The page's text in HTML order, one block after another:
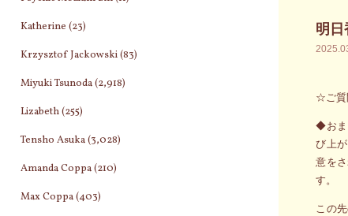
明日
☆ご質
◆おま
び上
意を
す。
この
Katherine (23)
Krzysztof Jackowski(83)
Miyuki Tsunoda(2,918)
Lizabeth(255)
Tensho Asuka(3,028)
Amanda Coppa(210)
Max Coppa(403)